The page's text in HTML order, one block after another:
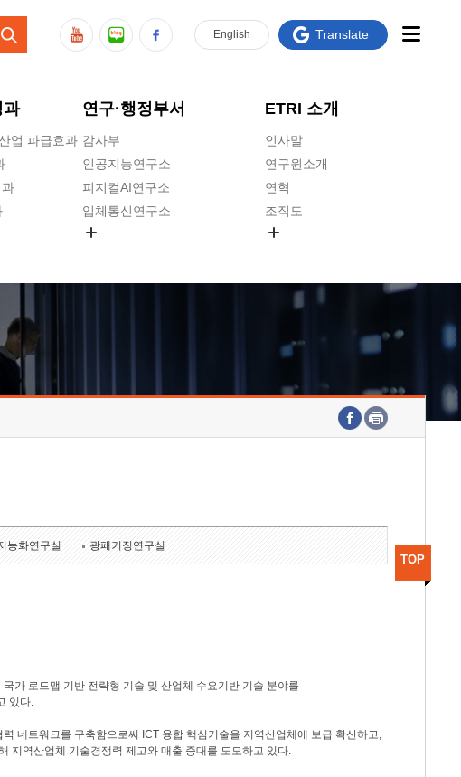
과
업 파급효과
연구·행정부서
감사부
인공지능연구소
피지컬AI연구소
입체통신연구소
호남권연구본부
기획본부
ETRI 소개
인사말
연구원소개
연혁
조직도
연구원 고객헌장
주요업무연락처
English Translate
능화연구실 광패키징연구실
가 로드맵 기반 전략형 기술 및 산업체 수요기반 기술 분야를
있다.
네트워크를 구축함으로써 ICT 융합 핵심기술을 지역산업체에 보급 확산하고,
지역산업체 기술경쟁력 제고와 매출 증대를 도모하고 있다.
TOP